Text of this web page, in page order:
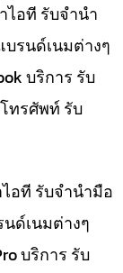
ไอที รับจำนำ
รนด์เนมต่างๆ
บริการ รับ
ทรศัพท์ รับ
อที รับจำนำมือ
ด์เนมต่างๆ
บริการ รับ